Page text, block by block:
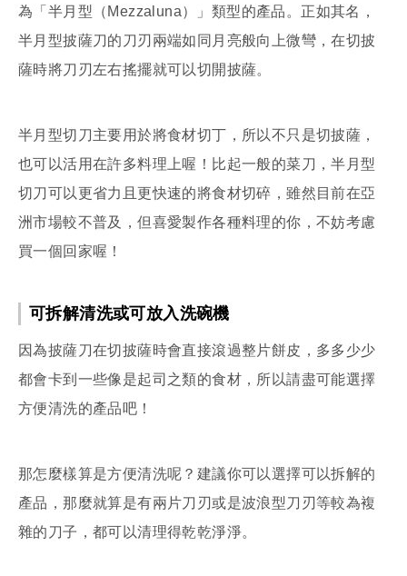
為「半月型（Mezzaluna）」類型的產品。正如其名，
半月型披薩刀的刀刃兩端如同月亮般向上微彎，在切披
薩時將刀刃左右搖擺就可以切開披薩。
半月型切刀主要用於將食材切丁，所以不只是切披薩，
也可以活用在許多料理上喔！比起一般的菜刀，半月型
切刀可以更省力且更快速的將食材切碎，雖然目前在亞
洲市場較不普及，但喜愛製作各種料理的你，不妨考慮
買一個回家喔！
可拆解清洗或可放入洗碗機
因為披薩刀在切披薩時會直接滾過整片餅皮，多多少少
都會卡到一些像是起司之類的食材，所以請盡可能選擇
方便清洗的產品吧！
那怎麼樣算是方便清洗呢？建議你可以選擇可以拆解的
產品，那麼就算是有兩片刀刃或是波浪型刀刃等較為複
雜的刀子，都可以清理得乾乾淨淨。